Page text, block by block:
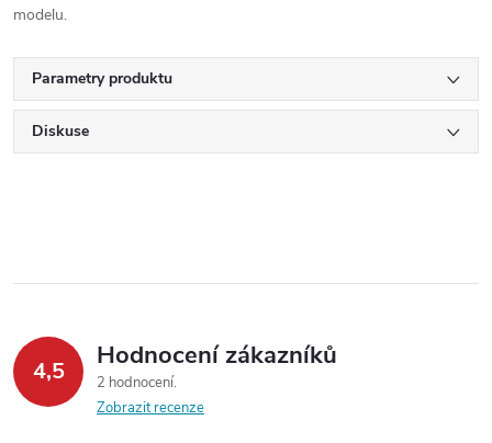
modelu.
Parametry produktu
Diskuse
4,5 Hodnocení zákazníků
2 hodnocení
Zobrazit recenze